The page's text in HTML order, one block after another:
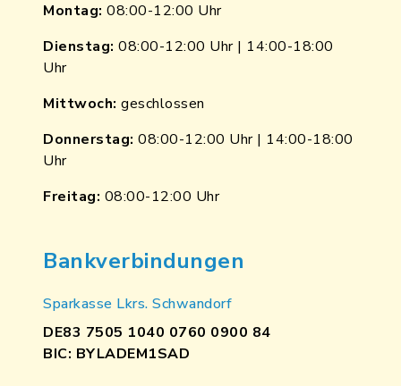
Montag: 08:00-12:00 Uhr
Dienstag: 08:00-12:00 Uhr | 14:00-18:00
Uhr
Mittwoch: geschlossen
Donnerstag: 08:00-12:00 Uhr | 14:00-18:00
Uhr
Freitag: 08:00-12:00 Uhr
Bankverbindungen
Sparkasse Lkrs. Schwandorf
DE83 7505 1040 0760 0900 84
BIC: BYLADEM1SAD